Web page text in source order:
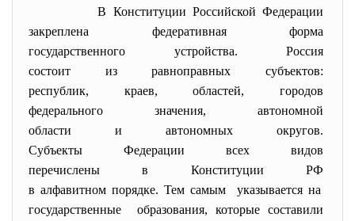
В Конституции РоссийскойФедерации
закреплена федеративная форма
государственного устройства. Россия
состоит из равноправных субъектов:
республик, краев, областей, городов
федерального значения, автономной
области и автономных округов.
Субъекты Федерации всех видов
перечислены в Конституции РФ
в алфавитном порядке. Тем самым указывается на
государственные образования, которые составили